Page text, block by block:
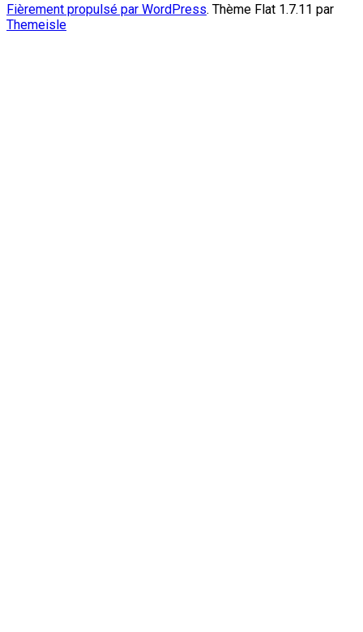
Fièrement propulsé par WordPress. Thème Flat 1.7.11 par
Themeisle